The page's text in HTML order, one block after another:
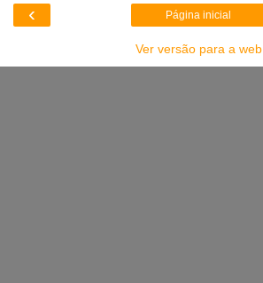
‹ Página inicial
Ver versão para a web